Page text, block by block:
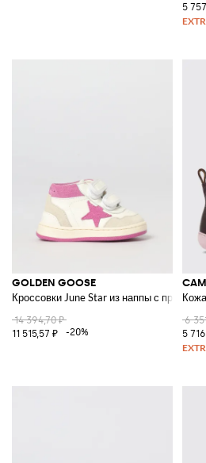
5
GOLDEN GOOSE
Кроссовки June Star из наппы с принтом
14 394,70 ₽
11 515,57 ₽
-20%
6
5